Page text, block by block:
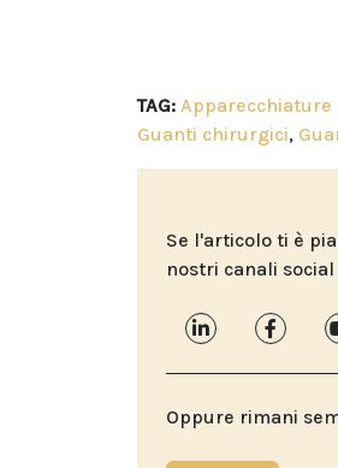
TAG:
Guanti chirurgici,
Se l'articolo ti è
nostri canali
Oppure rimani